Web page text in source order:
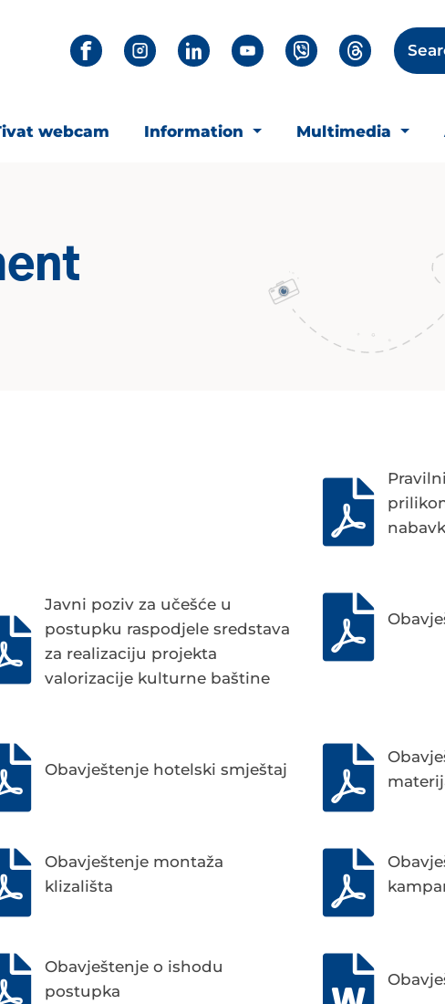
webcam Information Multimedia
Javni poziv za učešće u
postupku raspodjele sredstava
za realizaciju projekta
valorizacije kulturne baštine
Obavještenje hotelski smještaj
Obavještenje montaža
klizališta
Obavještenje o ishodu
postupka